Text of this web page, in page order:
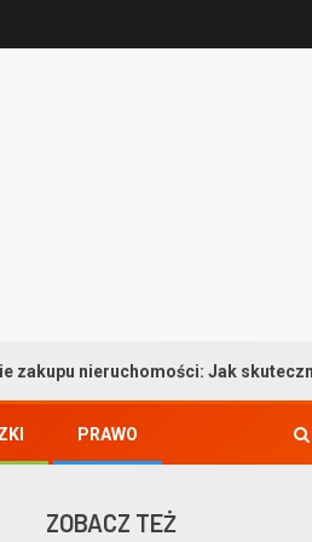
Jak skutecznie zabezpieczyć
PRAWO
ZOBACZ TEŻ